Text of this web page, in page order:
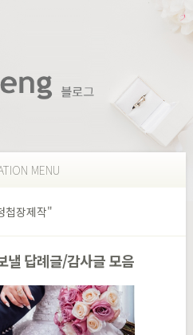
MENU
첩장제작"
낼 답례글/감사글 모음